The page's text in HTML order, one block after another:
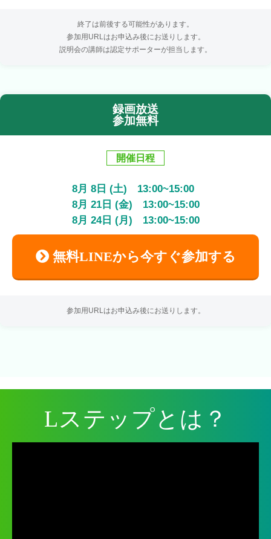
終了は前後する可能性があります。
参加用URLはお申込み後にお送りします。
説明会の講師は認定サポーターが担当します。
録画放送
参加無料
開催日程
8月 8日 (土) 13:00~15:00
8月 21日 (金) 13:00~15:00
8月 24日 (月) 13:00~15:00
無料LINEから今すぐ参加する
参加用URLはお申込み後にお送りします。
Lステップとは？